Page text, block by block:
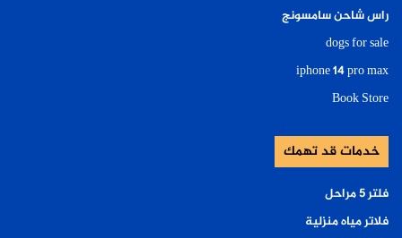
راس شاحن سامسونج
dogs for sale
iphone 14 pro max
Book Store
خدمات قد تهمك
فلتر ٥ مراحل
فلاتر مياه منزلية